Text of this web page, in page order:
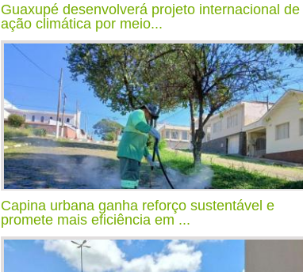
Guaxupé desenvolverá projeto internacional de
ação climática por meio...
Capina urbana ganha reforço sustentável e
promete mais eficiência em ...